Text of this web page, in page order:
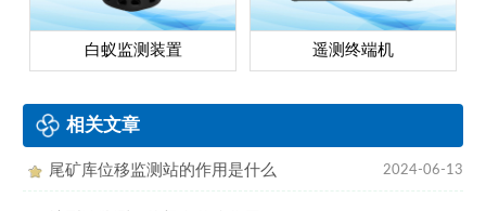
白蚁监测装置 遥测终端机
相关文章
尾矿库位移监测站的作用是什么 2024-06-13